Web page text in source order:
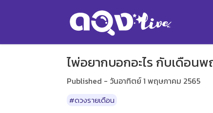
ไพ่อยากบอกอะไร กับเดือน
Published - วันอาทิตย์ 1 พฤษภาคม 2565
#ดวงรายเดือน